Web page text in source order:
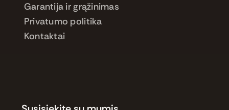
Garantija ir grąžinimas
Privatumo politika
Kontaktai